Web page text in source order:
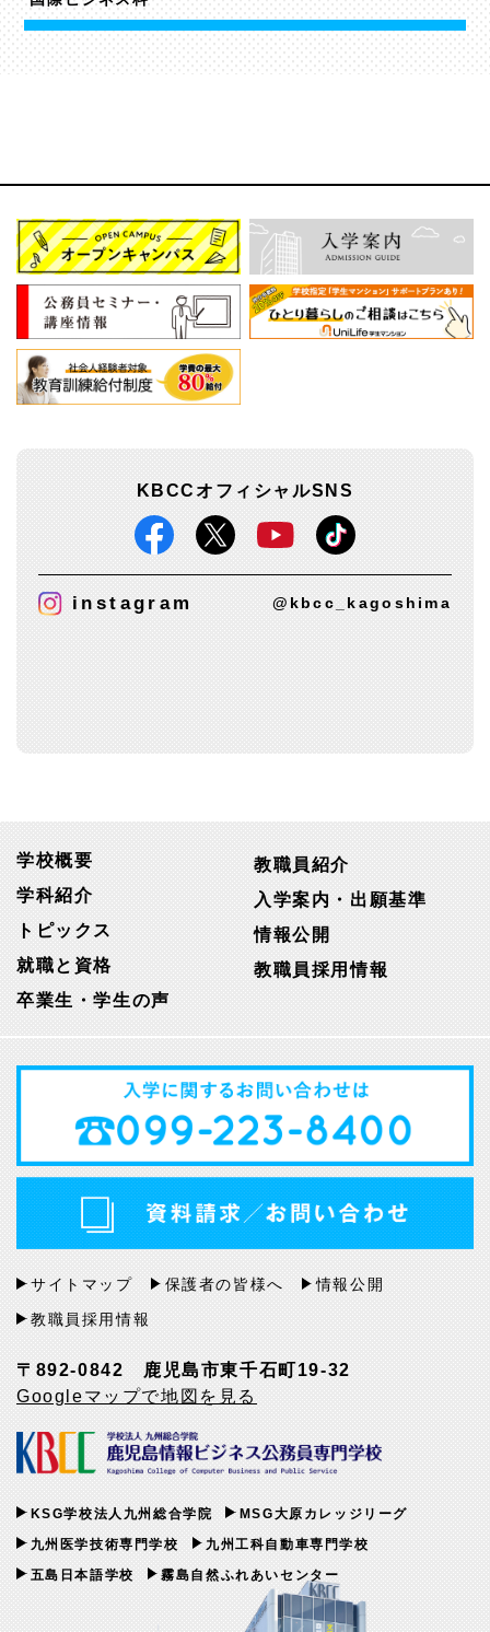
KBCCオフィシャルSNS
instagram @kbcc_kagoshima
学校概要
学科紹介
トピックス
就職と資格
卒業生・学生の声
教職員紹介
入学案内・出願基準
情報公開
教職員採用情報
〒892-0842 鹿児島市東千石町19-32
Googleマップで地図を見る
KSG学校法人九州総合学院
MSG大原カレッジリーグ
九州医学技術専門学校
九州工科自動車専門学校
五島日本語学校
霧島自然ふれあいセンター
サイトマップ 保護者の皆様へ
情報公開
教職員採用情報